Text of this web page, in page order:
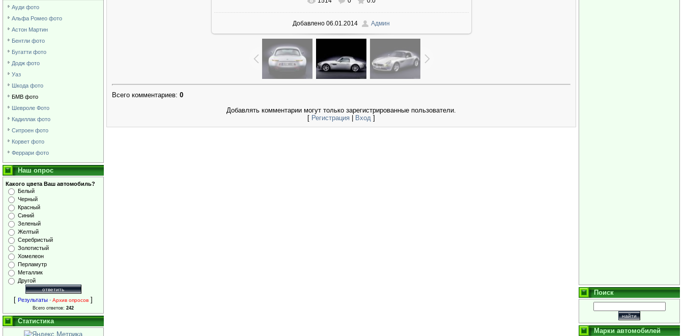
Ауди фото
Альфа Ромео фото
Астон Мартин
Бентли фото
Бугатти фото
Додж фото
Уаз
Шкода фото
БМВ фото
Шевроле Фото
Кадиллак фото
Ситроен фото
Корвет фото
Феррари фото
Наш опрос
Какого цвета Ваш автомобиль?
Белый
Черный
Красный
Синий
Зеленый
Желтый
Серебристый
Золотистый
Хомелеон
Перламутр
Металлик
Другой
[ Результаты · Архив опросов ]
Всего ответов: 242
Статистика
В реальном размере 800x590
Добавлено 06.01.2014 Админ
Всего комментариев: 0
Добавлять комментарии могут только зарегистрированные пользователи.
[ Регистрация Вход ]
Поиск
Марки автомобилей